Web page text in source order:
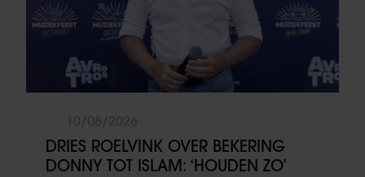
DRIES ROELVINK OVER BEKERING
DONNY TOT ISLAM: ‘HOUDEN ZO’